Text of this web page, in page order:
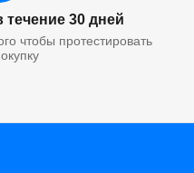
течение 30 дней
чтобы протестировать